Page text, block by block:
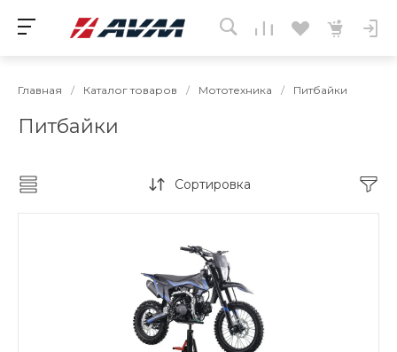
Главная / Каталог товаров / Мототехника / Питбайки
Питбайки
Сортировка